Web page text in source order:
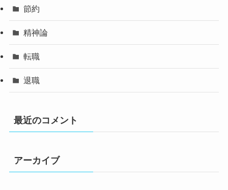
節約
精神論
転職
退職
最近のコメント
アーカイブ